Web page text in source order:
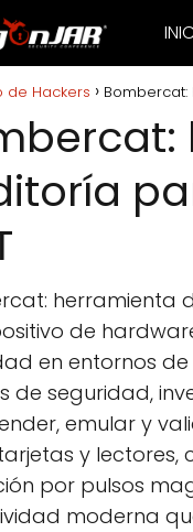
de Hackers
herramienta
de
en entornos
de seguridad,
emular y
y lectores,
por pulsos
moderna